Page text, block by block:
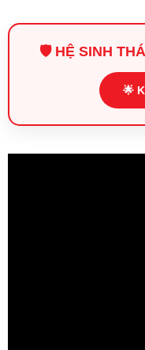
🛡️ HỆ SINH
🌟